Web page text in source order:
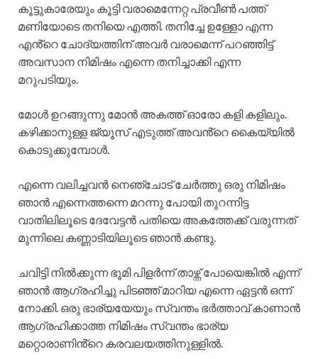
കൂട്ടുകാരേയും കൂട്ടി വരാമെന്നേറ്റ പ്രവീൺ പത്ത്
മണിയോടെ തനിയെ എത്തി. തനിച്ചേ ഉള്ളോ എന്ന
എൻ്റെ ചോദ്യത്തിന് അവർ വരാമെന്ന് പറഞ്ഞിട്ട്
അവസാന നിമിഷം എന്നെ തനിച്ചാക്കി എന്ന
മറുപടിയും.
മോൾ ഉറങ്ങുന്നു മോൻ അകത്ത് ഓരോ കളി കളിലും.
കഴിക്കാനുള്ള ജ്യൂസ് എടുത്ത് അവൻ്റെ കൈയ്യിൽ
കൊടുക്കുമ്പോൾ.
എന്നെ വലിച്ചവൻ നെഞ്ചോട് ചേർത്തു ഒരു നിമിഷം
ഞാൻ എന്നെത്തന്നെ മറന്നു പോയി തുറന്നിട്ട
വാതിലിലൂടെ ദേവേട്ടൻ പതിയെ അകത്തേക്ക് വരുന്നത്
മുന്നിലെ കണ്ണാടിയിലൂടെ ഞാൻ കണ്ടു.
ചവിട്ടി നിൽക്കുന്ന ഭൂമി പിളർന്ന് താഴ്ന്ന് പോയെങ്കിൽ എന്ന്
ഞാൻ ആഗ്രഹിച്ചു പിടഞ്ഞ് മാറിയ എന്നെ ഏട്ടൻ ഒന്ന്
നോക്കി. ഒരു ഭാര്യയേയും സ്വന്തം ഭർത്താവ് കാണാൻ
ആഗ്രഹിക്കാത്ത നിമിഷം സ്വന്തം ഭാര്യ
മറ്റൊരാണിൻ്റെ കരവലയത്തിനുള്ളിൽ.